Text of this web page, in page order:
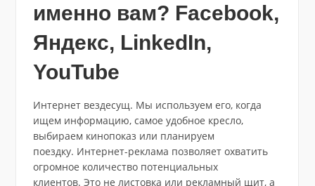
именно вам? Facebook,
Яндекс, LinkedIn,
YouTube
Интернет вездесущ. Мы используем его, когда
ищем информацию, самое удобное кресло,
выбираем кинопоказ или планируем
поездку. Интернет-реклама позволяет охватить
огромное количество потенциальных
клиентов. Это не листовка или рекламный щит, а